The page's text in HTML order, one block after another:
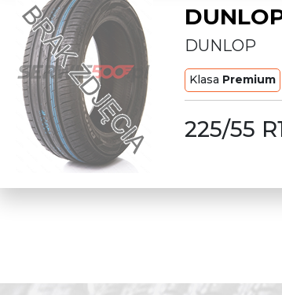
DUNLOP
Klasa Premium
225/55